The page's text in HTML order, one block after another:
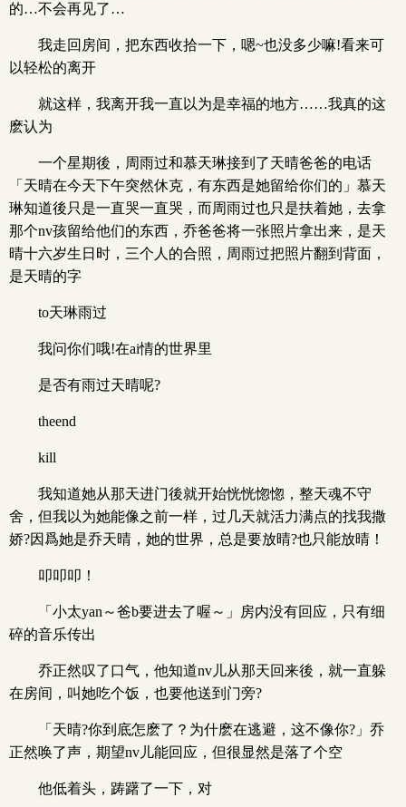
的…不会再见了…
我走回房间，把东西收拾一下，嗯~也没多少嘛!看来可
以轻松的离开
就这样，我离开我一直以为是幸福的地方……我真的这
麽认为
一个星期後，周雨过和慕天琳接到了天晴爸爸的电话
「天晴在今天下午突然休克，有东西是她留给你们的」慕天
琳知道後只是一直哭一直哭，而周雨过也只是扶着她，去拿
那个nv孩留给他们的东西，乔爸爸将一张照片拿出来，是天
晴十六岁生日时，三个人的合照，周雨过把照片翻到背面，
是天晴的字
to天琳雨过
我问你们哦!在ai情的世界里
是否有雨过天晴呢?
theend
kill
我知道她从那天进门後就开始恍恍惚惚，整天魂不守
舍，但我以为她能像之前一样，过几天就活力满点的找我撒
娇?因爲她是乔天晴，她的世界，总是要放晴?也只能放晴！
叩叩叩！
「小太yan～爸b要进去了喔～」房内没有回应，只有细
碎的音乐传出
乔正然叹了口气，他知道nv儿从那天回来後，就一直躲
在房间，叫她吃个饭，也要他送到门旁?
「天晴?你到底怎麽了？为什麽在逃避，这不像你?」乔
正然唤了声，期望nv儿能回应，但很显然是落了个空
他低着头，踌躇了一下，对